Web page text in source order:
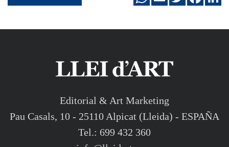
Editorial & Art Marketing
Pau Casals, 10 - 25110 Alpicat (Lleida) - ESPAÑA
Tel.: 699 432 360